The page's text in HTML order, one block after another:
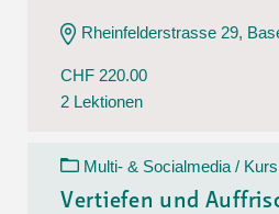
Rheinfelderstrasse 29,
CHF 220.00
2 Lektionen
Multi- & Socialmedia / Kurs
Vertiefen und